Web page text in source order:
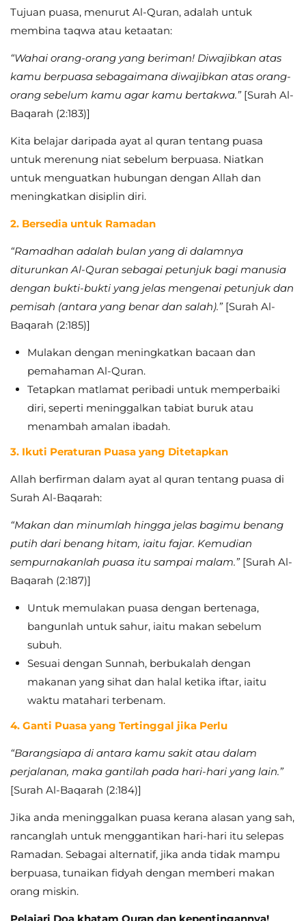
Tujuan puasa, menurut Al-Quran, adalah untuk
membina taqwa atau ketaatan:
“Wahai orang-orang yang beriman! Diwajibkan atas
kamu berpuasa sebagaimana diwajibkan atas orang-
orang sebelum kamu agar kamu bertakwa.”[Surah Al-
Baqarah (2:183)]
Kita belajar daripada ayat al quran tentang puasa
untuk merenung niat sebelum berpuasa. Niatkan
untuk menguatkan hubungan dengan Allah dan
meningkatkan disiplin diri.
2. Bersedia untuk Ramadan
“Ramadhan adalah bulan yang di dalamnya
diturunkan Al-Quran sebagai petunjuk bagi manusia
dengan bukti-bukti yang jelas mengenai petunjuk dan
pemisah (antara yang benar dan salah).”[Surah Al-
Baqarah (2:185)]
Mulakan dengan meningkatkan bacaan dan
pemahaman Al-Quran.
Tetapkan matlamat peribadi untuk memperbaiki
diri, seperti meninggalkan tabiat buruk atau
menambah amalan ibadah.
3. Ikuti Peraturan Puasa yang Ditetapkan
Allah berfirman dalam ayat al quran tentang puasa di
Surah Al-Baqarah:
“Makan dan minumlah hingga jelas bagimu benang
putih dari benang hitam, iaitu fajar. Kemudian
sempurnakanlah puasa itu sampai malam.”[Surah Al-
Baqarah (2:187)]
Untuk memulakan puasa dengan bertenaga,
bangunlah untuk sahur, iaitu makan sebelum
subuh.
Sesuai dengan Sunnah, berbukalah dengan
makanan yang sihat dan halal ketika iftar, iaitu
waktu matahari terbenam.
4. Ganti Puasa yang Tertinggal jika Perlu
“Barangsiapa di antara kamu sakit atau dalam
perjalanan, maka gantilah pada hari-hari yang lain.”
[Surah Al-Baqarah (2:184)]
Jika anda meninggalkan puasa kerana alasan yang sah,
rancanglah untuk menggantikan hari-hari itu selepas
Ramadan. Sebagai alternatif, jika anda tidak mampu
berpuasa, tunaikan fidyah dengan memberi makan
orang miskin.